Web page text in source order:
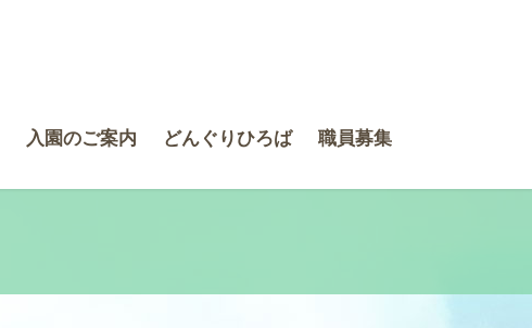
入園のご案内 どんぐりひろば 職員募集